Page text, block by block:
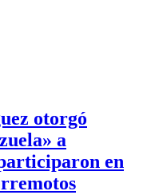
otorgó
a
en